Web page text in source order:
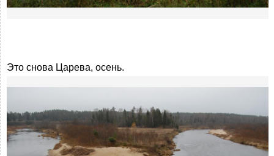
Это снова Царева, осень.